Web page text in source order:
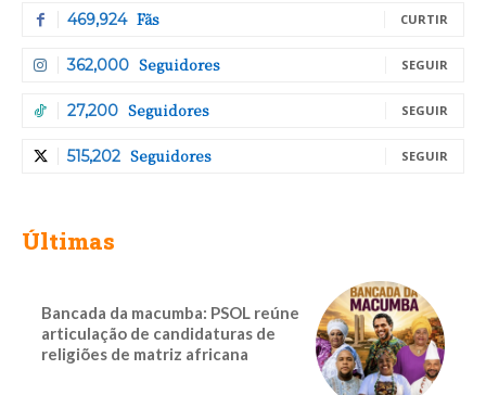
469,924 Fãs CURTIR
362,000 Seguidores SEGUIR
27,200 Seguidores SEGUIR
515,202 Seguidores SEGUIR
Últimas
Bancada da macumba: PSOL reúne
articulação de candidaturas de
religiões de matriz africana